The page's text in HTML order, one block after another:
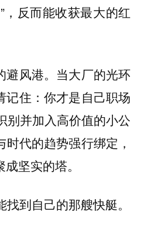
，反而能收获最大的红
避风港。当大厂的光环
记住：你才是自己职场
别并加入高价值的小公
时代的趋势强行绑定，
坚实的塔。
到自己的那艘快艇。